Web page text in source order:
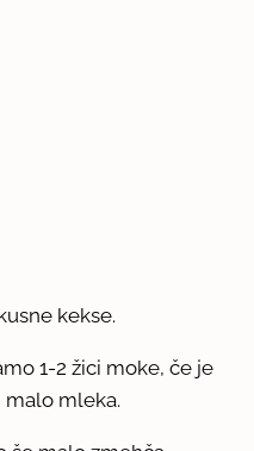
kekse.
1-2 žici moke, če je
malo mleka.